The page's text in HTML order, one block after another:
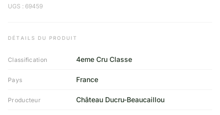
UGS : 69459
DÉTAILS DU PRODUIT
Classification 4eme Cru Classe
Pays France
Producteur Château Ducru-Beaucaillou